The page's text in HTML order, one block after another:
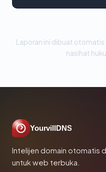
Laporan ini dibuat otomatis
nasihat
YourvillDNS
Intelijen domain otomatis
untuk web terbuka.